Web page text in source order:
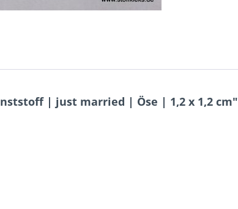
| just married | Öse | 1,2 x 1,2 cm"